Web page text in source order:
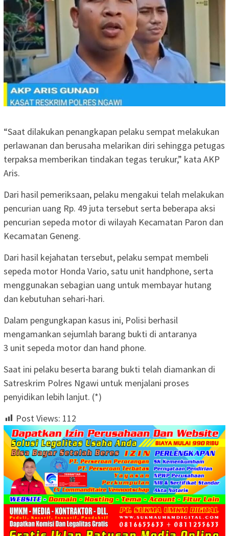
“Saat dilakukan penangkapan pelaku sempat melakukan
perlawanan dan berusaha melarikan diri sehingga petugas
terpaksa memberikan tindakan tegas terukur,” kata AKP
Aris.
Dari hasil pemeriksaan, pelaku mengakui telah melakukan
pencurian uang Rp. 49 juta tersebut serta beberapa aksi
pencurian sepeda motor di wilayah Kecamatan Paron dan
Kecamatan Geneng.
Dari hasil kejahatan tersebut, pelaku sempat membeli
sepeda motor Honda Vario, satu unit handphone, serta
menggunakan sebagian uang untuk membayar hutang
dan kebutuhan sehari-hari.
Dalam pengungkapan kasus ini, Polisi berhasil
mengamankan sejumlah barang bukti di antaranya
3 unit sepeda motor dan hand phone.
Saat ini pelaku beserta barang bukti telah diamankan di
Satreskrim Polres Ngawi untuk menjalani proses
penyidikan lebih lanjut. (*)
Post Views: 112